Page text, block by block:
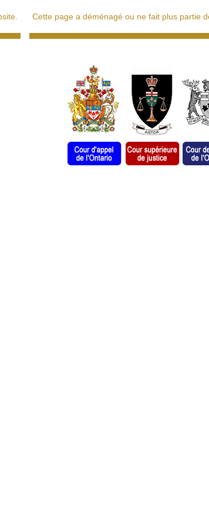
Cette page a déménagé ou ne fait plus partie